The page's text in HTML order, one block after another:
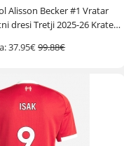
Alisson Becker #1 Vratar
dresi Tretji 2025-26 Kratek
37.95€99.88€